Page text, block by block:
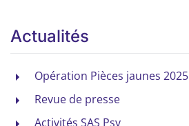
Actualités
Opération Pièces jaunes 2025
Revue de presse
Activités SAS Psy